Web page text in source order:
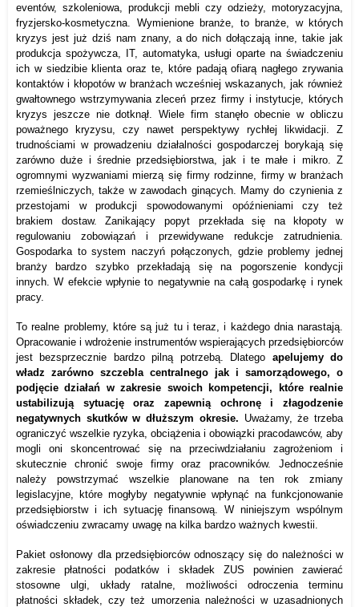
eventów, szkoleniowa, produkcji mebli czy odzieży, motoryzacyjna,
fryzjersko-kosmetyczna. Wymienione branże, to branże, w których
kryzys jest już dziś nam znany, a do nich dołączają inne, takie jak
produkcja spożywcza, IT, automatyka, usługi oparte na świadczeniu
ich w siedzibie klienta oraz te, które padają ofiarą nagłego zrywania
kontaktów i kłopotów w branżach wcześniej wskazanych, jak również
gwałtownego wstrzymywania zleceń przez firmy i instytucje, których
kryzys jeszcze nie dotknął. Wiele firm stanęło obecnie w obliczu
poważnego kryzysu, czy nawet perspektywy rychłej likwidacji. Z
trudnościami w prowadzeniu działalności gospodarczej borykają się
zarówno duże i średnie przedsiębiorstwa, jak i te małe i mikro. Z
ogromnymi wyzwaniami mierzą się firmy rodzinne, firmy w branżach
rzemieślniczych, także w zawodach ginących. Mamy do czynienia z
przestojami w produkcji spowodowanymi opóźnieniami czy też
brakiem dostaw. Zanikający popyt przekłada się na kłopoty w
regulowaniu zobowiązań i przewidywane redukcje zatrudnienia.
Gospodarka to system naczyń połączonych, gdzie problemy jednej
branży bardzo szybko przekładają się na pogorszenie kondycji
innych. W efekcie wpłynie to negatywnie na całą gospodarkę i rynek
pracy.
To realne problemy, które są już tu i teraz, i każdego dnia narastają.
Opracowanie i wdrożenie instrumentów wspierających przedsiębiorców
jest bezsprzecznie bardzo pilną potrzebą. Dlatego apelujemy do
władz zarówno szczebla centralnego jak i samorządowego, o
podjęcie działań w zakresie swoich kompetencji, które realnie
ustabilizują sytuację oraz zapewnią ochronę i złagodzenie
negatywnych skutków w dłuższym okresie. Uważamy, że trzeba
ograniczyć wszelkie ryzyka, obciążenia i obowiązki pracodawców, aby
mogli oni skoncentrować się na przeciwdziałaniu zagrożeniom i
skutecznie chronić swoje firmy oraz pracowników. Jednocześnie
należy powstrzymać wszelkie planowane na ten rok zmiany
legislacyjne, które mogłyby negatywnie wpłynąć na funkcjonowanie
przedsiębiorstw i ich sytuację finansową. W niniejszym wspólnym
oświadczeniu zwracamy uwagę na kilka bardzo ważnych kwestii.
Pakiet osłonowy dla przedsiębiorców odnoszący się do należności w
zakresie płatności podatków i składek ZUS powinien zawierać
stosowne ulgi, układy ratalne, możliwości odroczenia terminu
płatności składek, czy też umorzenia należności w uzasadnionych